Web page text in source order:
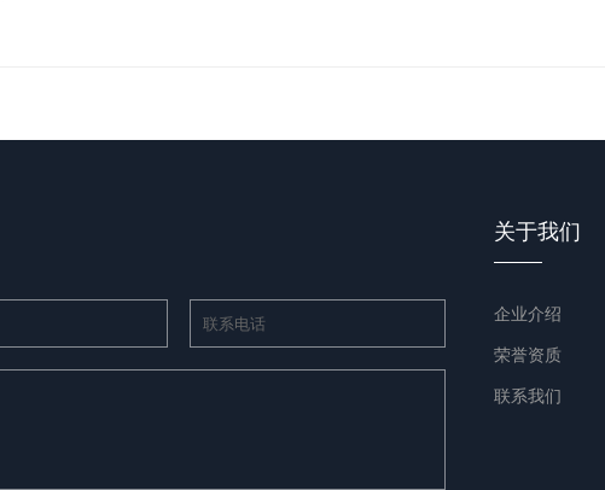
关于我们
企业介绍
荣誉资质
联系我们